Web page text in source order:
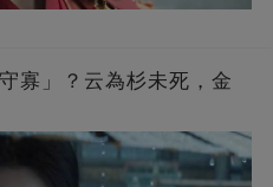
寡」？云為杉未死，金